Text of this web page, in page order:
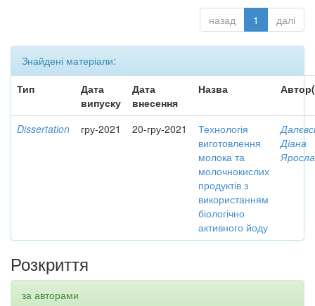
назад 1 далі
Знайдені матеріали:
Тип
Дата
випуску
Дата
внесення
Назва
Dissertation гру-2021 20-гру-2021
Технологія
виготовлення
молока та
молочнокислих
продуктів з
використанням
біологічно
активного йоду
Діана
Розкриття
за авторами